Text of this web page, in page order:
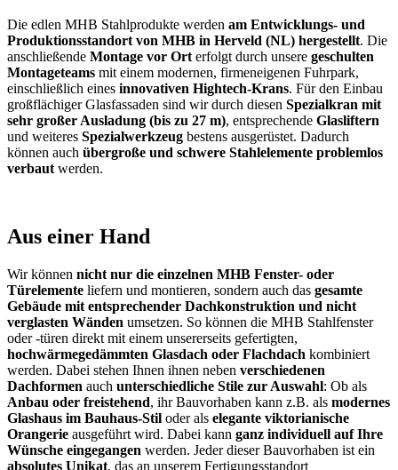
Die edlen MHB Stahlprodukte werden am Entwicklungs- und
Produktionsstandort von MHB in Herveld (NL) hergestellt. Die
anschließende Montage vor Ort erfolgt durch unsere geschulten
Montageteams mit einem modernen, firmeneigenen Fuhrpark,
einschließlich eines innovativen Hightech-Krans. Für den Einbau
großflächiger Glasfassaden sind wir durch diesen Spezialkran mit
sehr großer Ausladung (bis zu 27 m), entsprechende Glasliftern
und weiteres Spezialwerkzeug bestens ausgerüstet. Dadurch
können auch übergroße und schwere Stahlelemente problemlos
verbaut werden.
Aus einer Hand
Wir können nicht nur die einzelnen MHB Fenster- oder
Türelemente liefern und montieren, sondern auch das gesamte
Gebäude mit entsprechender Dachkonstruktion und nicht
verglasten Wänden umsetzen. So können die MHB Stahlfenster
oder -türen direkt mit einem unsererseits gefertigten,
hochwärmegedämmten Glasdach oder Flachdach kombiniert
werden. Dabei stehen Ihnen ihnen neben verschiedenen
Dachformen auch unterschiedliche Stile zur Auswahl: Ob als
Anbau oder freistehend, ihr Bauvorhaben kann z.B. als modernes
Glashaus im Bauhaus-Stil oder als elegante viktorianische
Orangerie ausgeführt wird. Dabei kann ganz individuell auf Ihre
Wünsche eingegangen werden. Jeder dieser Bauvorhaben ist ein
absolutes Unikat, das an unserem Fertigungsstandort